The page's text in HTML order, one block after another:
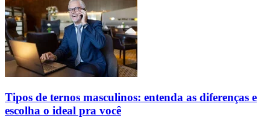
Tipos de ternos masculinos: entenda as diferenças e
escolha o ideal pra você